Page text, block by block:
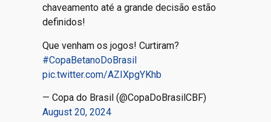
chaveamento até a grande decisão estão
definidos!
Que venham os jogos! Curtiram?
#CopaBetanoDoBrasil
pic.twitter.com/AZIXpgYKhb
— Copa do Brasil (@CopaDoBrasilCBF)
August 20, 2024